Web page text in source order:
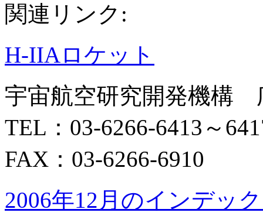
関連リンク:
H-IIAロケット
宇宙航空研究開発機構
TEL：03-6266-6413～
FAX：03-6266-6910
2006年12月のインデッ